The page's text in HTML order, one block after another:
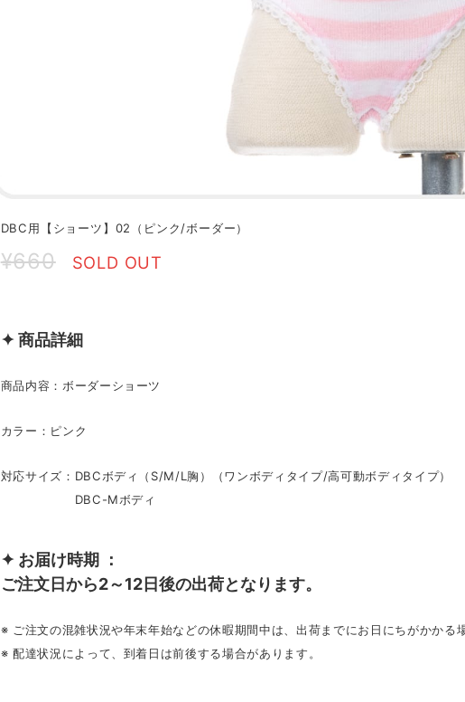
DBC用【ショーツ】02（ピンク/ボーダー）
¥660 SOLD OUT
✦ 商品詳細
商品内容：ボーダーショーツ
カラー：ピンク
対応サイズ：DBCボディ（S/M/L胸）（ワンボディタイプ/高可動ボディタイプ）
DBC-Mボディ
✦ お届け時期 ：
ご注文日から2～12日後の出荷となります。
※ ご注文の混雑状況や年末年始などの休暇期間中は、出荷までにお日にちがかかる
※ 配達状況によって、到着日は前後する場合があります。